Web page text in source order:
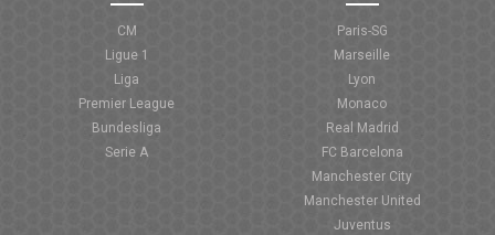
COUPE DE FRANCE
COUPE DE LA LIGUE
CM
Ligue 1
Liga
Premier League
Bundesliga
Serie A
Paris-SG
Marseille
Lyon
Monaco
Real Madrid
FC Barcelona
Manchester City
Manchester United
Juventus